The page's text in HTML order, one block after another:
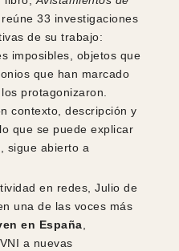
33 investigaciones
de su trabajo:
imposibles, objetos que
que han marcado
protagonizaron.
contexto, descripción y
que se puede explicar
sigue abierto a
en redes, Julio de
una de las voces más
en España
a nuevas